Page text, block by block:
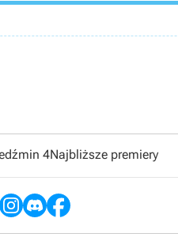
4Najbliższe premiery